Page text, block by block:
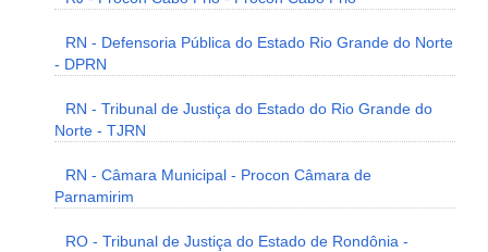
RN - Defensoria Pública do Estado Rio Grande do Norte
- DPRN
RN - Tribunal de Justiça do Estado do Rio Grande do
Norte - TJRN
RN - Câmara Municipal - Procon Câmara de
Parnamirim
RO - Tribunal de Justiça do Estado de Rondônia -